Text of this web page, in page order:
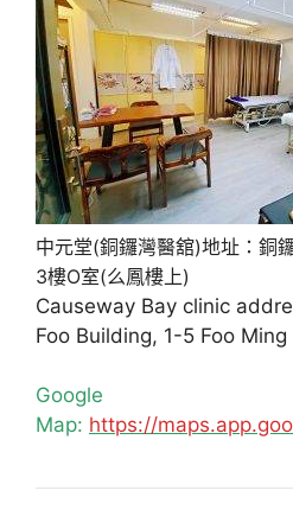
中元堂(銅鑼灣醫舘)地址：銅
3樓O室(么鳳樓上)
Causeway Bay clinic
Foo Building, 1-5 Foo
Google
Map: https://